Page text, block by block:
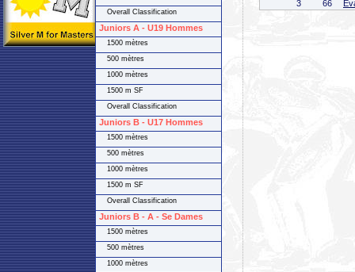
3
66
Overall Classification
Juniors A - U19 Hommes
1500 mètres
500 mètres
1000 mètres
1500 m SF
Overall Classification
Juniors B - U17 Hommes
1500 mètres
500 mètres
1000 mètres
1500 m SF
Overall Classification
Juniors B - A - Se Dames
1500 mètres
500 mètres
1000 mètres